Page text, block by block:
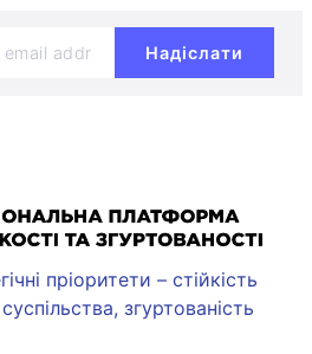
пріоритети – стійкість
згуртованість